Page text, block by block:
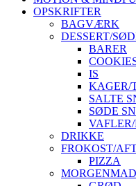
OPSKRIFTER
BAGVÆRK
DESSERT/
BARER
IS
KAGER/
SALTE
SØDE
DRIKKE
FROKOST/
PIZZA
MORGENMAD